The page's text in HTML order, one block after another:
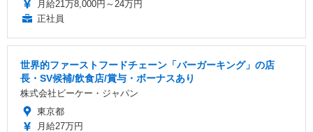
月給21万8,000円～24万円
正社員
世界的ファーストフードチェーン「バーガーキング」の店
長・SV候補/飲食店/賞与・ボーナスあり
株式会社ビーケー・ジャパン
東京都
月給27万円